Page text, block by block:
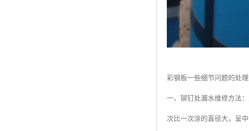
彩钢板一些细节问题的处
一、铆钉处漏水维修方法
次比一次涂的直径大，呈